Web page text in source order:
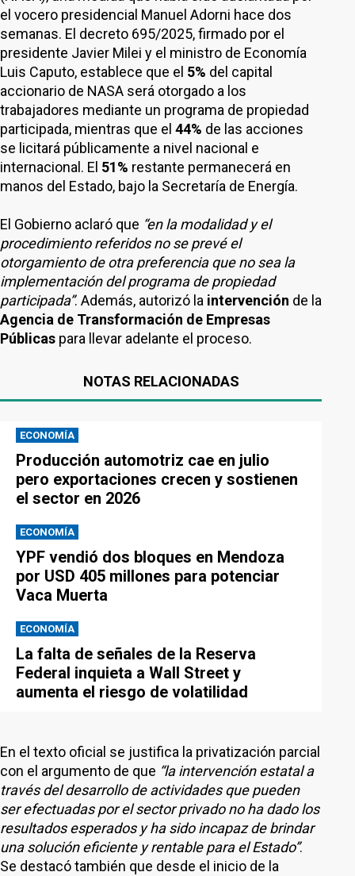
el vocero presidencial Manuel Adorni hace dos
semanas. El decreto 695/2025, firmado por el
presidente Javier Milei y el ministro de Economía
Luis Caputo, establece que el 5% del capital
accionario de NASA será otorgado a los
trabajadores mediante un programa de propiedad
participada, mientras que el 44% de las acciones
se licitará públicamente a nivel nacional e
internacional. El 51% restante permanecerá en
manos del Estado, bajo la Secretaría de Energía.
El Gobierno aclaró que “en la modalidad y el
procedimiento referidos no se prevé el
otorgamiento de otra preferencia que no sea la
implementación del programa de propiedad
participada”. Además, autorizó la intervención de la
Agencia de Transformación de Empresas
Públicas para llevar adelante el proceso.
NOTAS RELACIONADAS
ECONOMÍA
Producción automotriz cae en julio
pero exportaciones crecen y sostienen
el sector en 2026
ECONOMÍA
YPF vendió dos bloques en Mendoza
por USD 405 millones para potenciar
Vaca Muerta
ECONOMÍA
La falta de señales de la Reserva
Federal inquieta a Wall Street y
aumenta el riesgo de volatilidad
En el texto oficial se justifica la privatización parcial
con el argumento de que “la intervención estatal a
través del desarrollo de actividades que pueden
ser efectuadas por el sector privado no ha dado los
resultados esperados y ha sido incapaz de brindar
una solución eficiente y rentable para el Estado”.
Se destacó también que desde el inicio de la